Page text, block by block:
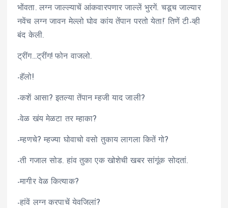
भोंवता. लग्न जाल्ल्याचें आंकवारपणार जाल्लें भुरगें. चडूच जाल्यार
नवेंच लग्न जावन मेल्लो घोव कांय तेंपान परतो येता!’ तिणें टी-व्ही
बंद केली.
ट्रींग…ट्रींग! फोन वाजलो.
-हॅलो!
-कशें आसा? इतल्या तेंपान म्हजी याद जाली?
-वेळ खंय मेळटा तर म्हाका?
-म्हणचे? म्हज्या घोवाचो वसो तुकाय लागला कितें गो?
-ती गजाल सोड. हांव तुका एक खोशेची खबर सांगूंक सोदतां.
-मागीर वेळ कित्याक?
-हांवें लग्न करपाचें येवजिलां?